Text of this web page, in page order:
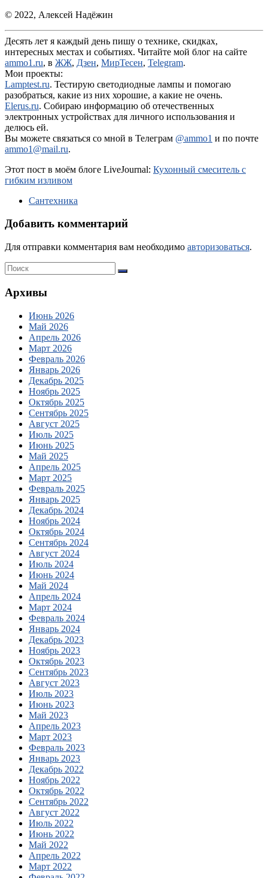
© 2022, Алексей Надёжин
Десять лет я каждый день пишу о технике, скидках,
интересных местах и событиях. Читайте мой блог на сайте
ammo1.ru, в ЖЖ, Дзен, МирТесен, Telegram.
Мои проекты:
Lamptest.ru. Тестирую светодиодные лампы и помогаю
разобраться, какие из них хорошие, а какие не очень.
Elerus.ru. Собираю информацию об отечественных
электронных устройствах для личного использования и
делюсь ей.
Вы можете связаться со мной в Телеграм @ammo1 и по почте
ammo1@mail.ru.
Этот пост в моём блоге LiveJournal: Кухонный смеситель с
гибким изливом
Сантехника
Добавить комментарий
Для отправки комментария вам необходимо авторизоваться.
Архивы
Июнь 2026
Май 2026
Апрель 2026
Март 2026
Февраль 2026
Январь 2026
Декабрь 2025
Ноябрь 2025
Октябрь 2025
Сентябрь 2025
Август 2025
Июль 2025
Июнь 2025
Май 2025
Апрель 2025
Март 2025
Февраль 2025
Январь 2025
Декабрь 2024
Ноябрь 2024
Октябрь 2024
Сентябрь 2024
Август 2024
Июль 2024
Июнь 2024
Май 2024
Апрель 2024
Март 2024
Февраль 2024
Январь 2024
Декабрь 2023
Ноябрь 2023
Октябрь 2023
Сентябрь 2023
Август 2023
Июль 2023
Июнь 2023
Май 2023
Апрель 2023
Март 2023
Февраль 2023
Январь 2023
Декабрь 2022
Ноябрь 2022
Октябрь 2022
Сентябрь 2022
Август 2022
Июль 2022
Июнь 2022
Май 2022
Апрель 2022
Март 2022